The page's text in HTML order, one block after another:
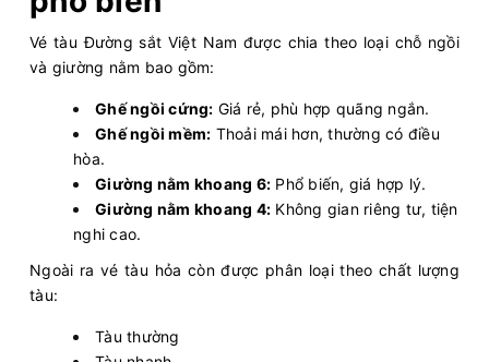
Vé tàu Đường sắt Việt Nam được chia theo loại chỗ ngồi
và giường nằm bao gồm:
Ghế ngồi cứng: Giá rẻ, phù hợp quãng ngắn.
Ghế ngồi mềm: Thoải mái hơn, thường có điều
hòa.
Giường nằm khoang 6: Phổ biến, giá hợp lý.
Giường nằm khoang 4: Không gian riêng tư, tiện
nghi cao.
Ngoài ra vé tàu hỏa còn được phân loại theo chất lượng
tàu:
Tàu thường